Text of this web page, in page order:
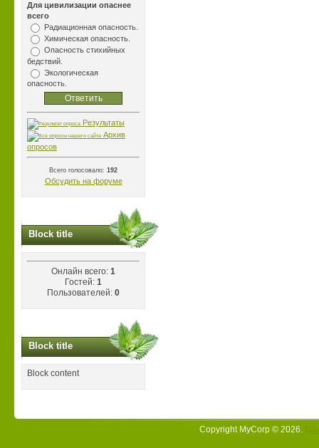
Для цивилизации опаснее
всего
Радиационная опасность.
Химическая опасность.
Опасность стихийных
бедствий.
Экологическая
опасность.
Результаты
Архив
опросов
Всего голосовало: 192
Обсудить на форуме
Block title
Онлайн всего: 1
Гостей: 1
Пользователей: 0
Block title
Block content
Copyright MyCorp © 2026